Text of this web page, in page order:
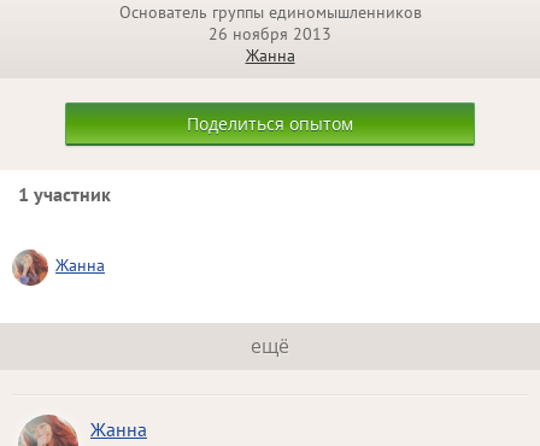
Основатель группы единомышленников
26 ноября 2013
Жанна
Поделиться опытом
1 участник
Жанна
ещё
Жанна